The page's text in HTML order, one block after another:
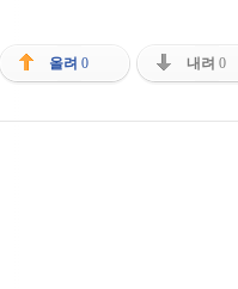
올려 0 내려 0